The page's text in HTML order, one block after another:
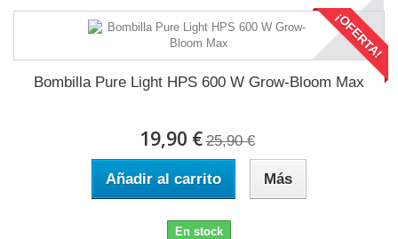
¡OFERTA!
Bombilla Pure Light HPS 600 W Grow-Bloom Max
19,90 € 25,90 €
Añadir al carrito Más
En stock